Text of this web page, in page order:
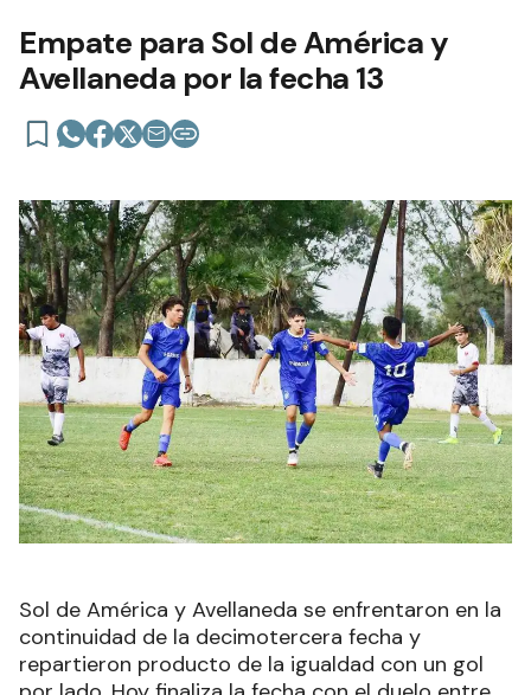
Empate para Sol de América y
Avellaneda por la fecha 13
Sol de América y Avellaneda se enfrentaron en la
continuidad de la decimotercera fecha y
repartieron producto de la igualdad con un gol